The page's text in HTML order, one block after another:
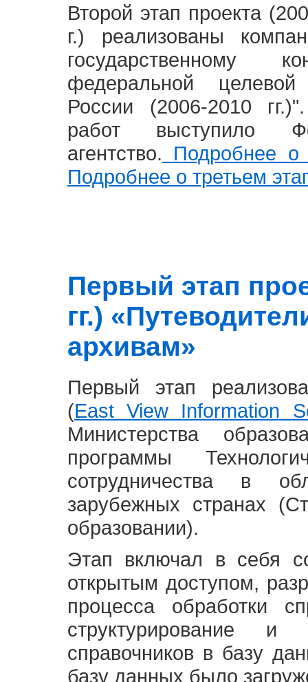
Второй этап проекта
г.) реализованы
государственному
федеральной
России (2006-2010
работ выступило
агентство. Подробнее о
Подробнее о третьем
Первый этап
гг.)
архивам»
Первый этап
(East View Information
Министерства
программы
сотрудничества в
зарубежных странах
образовании).
Этап включал в себя
открытым доступом,
процесса обработки
структурирование и
справочников в базу
базу данных было